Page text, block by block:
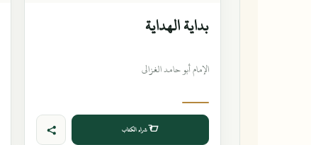
بداية الهداية
الإمام أبو حامد الغزالي
شراء الكتاب